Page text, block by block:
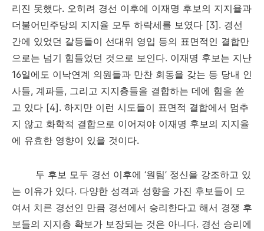
리진 못했다. 오히려 경선 이후에 이재명 후보의 지지율과
더불어민주당의 지지율 모두 하락세를 보였다 [3]. 경선
간에 있었던 갈등들이 선대위 영입 등의 표면적인 결합만
으로는 넘기 힘들었던 것으로 보인다. 이재명 후보는 지난
16일에도 이낙연계 의원들과 만찬 회동을 갖는 등 당내 인
사들, 계파들, 그리고 지지층들을 결합하는 데에 힘을 쏟
고 있다 [4]. 하지만 이런 시도들이 표면적 결합에서 멈추
지 않고 화학적 결합으로 이어져야 이재명 후보의 지지율
에 유효한 영향이 있을 것이다.
두 후보 모두 경선 이후에 ‘원팀’ 정신을 강조하고 있
는 이유가 있다. 다양한 성격과 성향을 가진 후보들이 모
여서 치른 경선인 만큼 경선에서 승리한다고 해서 경쟁 후
보들의 지지층 확보가 보장되는 것은 아니다. 경선 승리에